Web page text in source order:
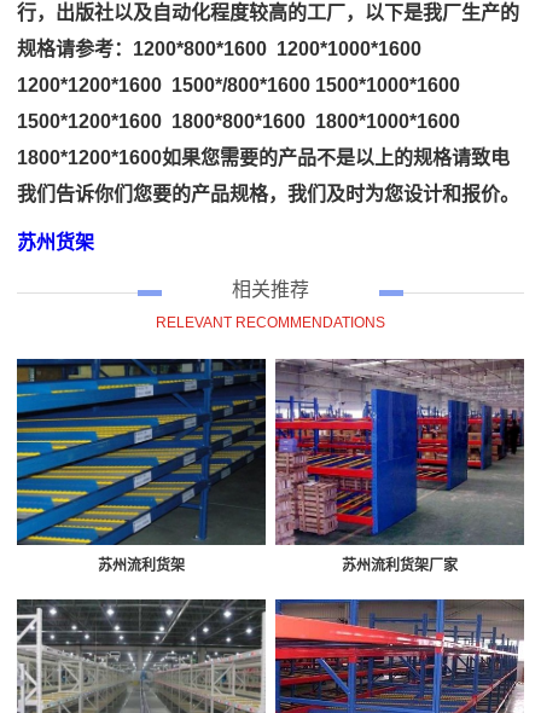
行，出版社以及自动化程度较高的工厂，以下是我厂生产的
规格请参考：1200*800*1600 1200*1000*1600
1200*1200*1600 1500*/800*1600 1500*1000*1600
1500*1200*1600 1800*800*1600 1800*1000*1600
1800*1200*1600如果您需要的产品不是以上的规格请致电
我们告诉你们您要的产品规格，我们及时为您设计和报价。
苏州货架
相关推荐
RELEVANT RECOMMENDATIONS
苏州流利货架 苏州流利货架厂家